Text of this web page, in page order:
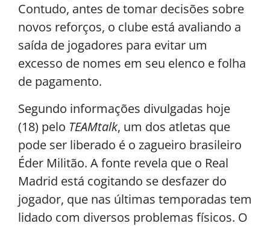
Contudo, antes de tomar decisões sobre
novos reforços, o clube está avaliando a
saída de jogadores para evitar um
excesso de nomes em seu elenco e folha
de pagamento.
Segundo informações divulgadas hoje
(18) pelo TEAMtalk, um dos atletas que
pode ser liberado é o zagueiro brasileiro
Éder Militão. A fonte revela que o Real
Madrid está cogitando se desfazer do
jogador, que nas últimas temporadas tem
lidado com diversos problemas físicos. O